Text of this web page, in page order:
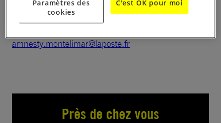
Contact :
amnesty.montelimar@laposte.fr
Près de chez vous
Paramètres des
cookies
C'est OK pour moi